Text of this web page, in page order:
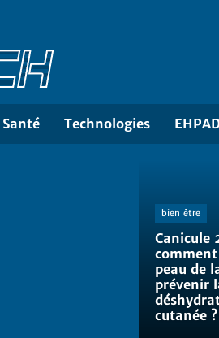
Santé Technologies
bien être
Canicule
peau de
prévenir
cutanée ?